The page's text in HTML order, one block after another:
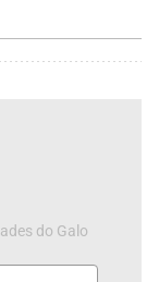
do Galo